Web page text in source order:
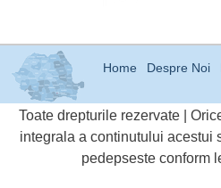
Home Despre Noi
Toate drepturile rezervate |
integrala a continutului acestui
pedepseste conform